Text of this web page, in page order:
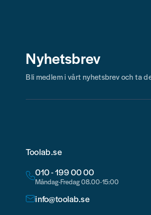
Nyhetsbrev
Bli medlem i vårt nyhetsbrev och ta
Toolab.se
010 - 199 00 00
Måndag-Fredag 08.00-15:00
info@toolab.se